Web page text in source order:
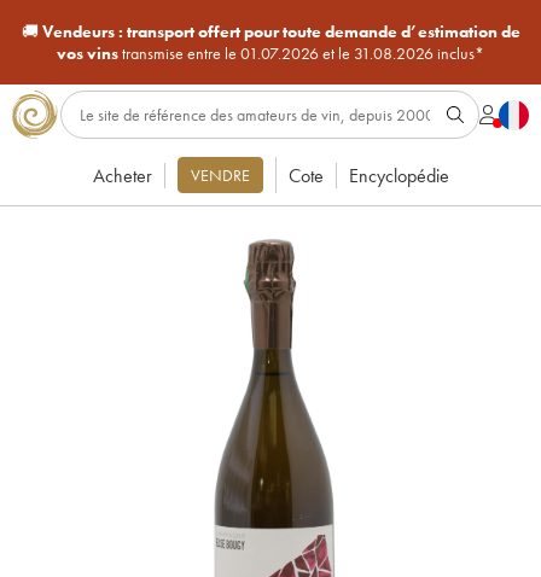
🚚Vendeurs : transport offert pour toute demande d’estimation de
vos vinstransmise entre le 01.07.2026 et le 31.08.2026 inclus*
Acheter VENDRE Cote Encyclopédie